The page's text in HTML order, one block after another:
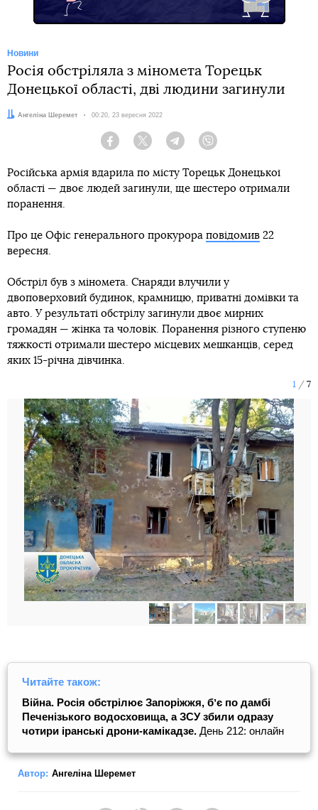
Новини
Росія обстріляла з міномета Торецьк
Донецької області, дві людини загинули
Автор:
Ангеліна Шеремет Дата:
00:20, 23 вересня 2022
Facebook Twitter Telegram
Російська армія вдарила по місту Торецьк Донецької
області — двоє людей загинули, ще шестеро отримали
поранення.
Про це Офіс генерального прокурора повідомив 22
вересня.
Обстріл був з міномета. Снаряди влучили у
двоповерховий будинок, крамницю, приватні домівки та
авто. У результаті обстрілу загинули двоє мирних
громадян — жінка та чоловік. Поранення різного ступеню
тяжкості отримали шестеро місцевих мешканців, серед
яких 15-річна дівчинка.
1 7
Читайте також:
Війна. Росія обстрілює Запоріжжя, бʼє по дамбі
Печенізького водосховища, а ЗСУ збили одразу
чотири іранські дрони-камікадзе. День 212: онлайн
Автор: Ангеліна Шеремет